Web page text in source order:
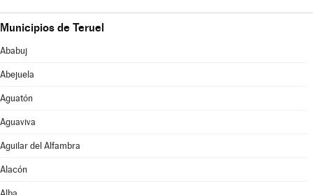
Municipios de Teruel
Ababuj
Abejuela
Aguatón
Aguaviva
Aguilar del Alfambra
Alacón